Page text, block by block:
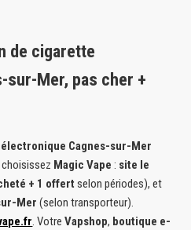
de cigarette
sur-Mer, pas cher +
Cagnes-sur-Mer
Magic Vape : site le
+ 1 offert selon périodes), et
Mer (selon transporteur).
. VotreVapshop, boutique e-